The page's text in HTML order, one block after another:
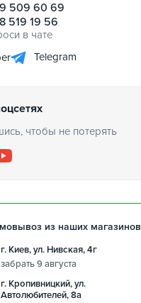
509 60 69
519 19 56
в чате
Telegram
чтобы не потерять
из наших магазинов
г. Киев, ул. Нивская, 4г
забрать 9 августа
г. Кропивницкий, ул.
Автолюбителей, 8а